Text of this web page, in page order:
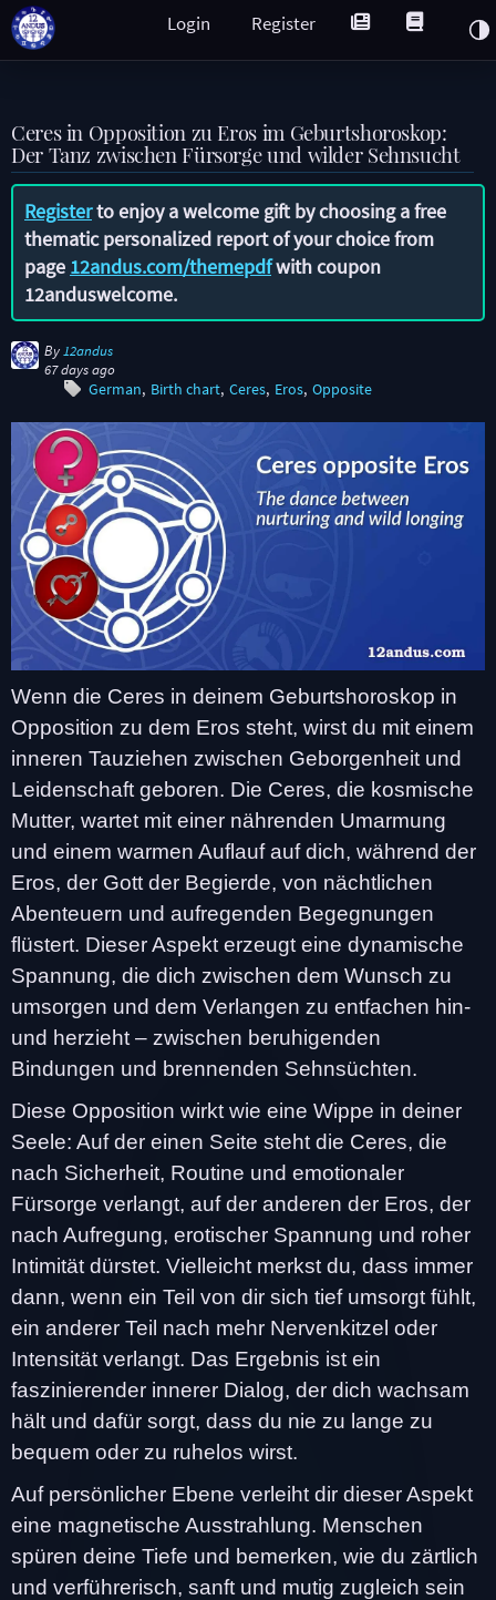
Register
Login
Ceres in Opposition zu Eros im Geburtshoroskop:
Der Tanz zwischen Fürsorge und wilder Sehnsucht
Registerto enjoy a welcome gift by choosing a free
thematic personalized report of your choice from
page 12andus.com/themepdfwith coupon
12anduswelcome.
By 12andus
67 days ago
German Birth chart Ceres Eros Opposite
Wenn die Ceres in deinem Geburtshoroskop in
Opposition zu dem Eros steht, wirst du mit einem
inneren Tauziehen zwischen Geborgenheit und
Leidenschaft geboren. Die Ceres, die kosmische
Mutter, wartet mit einer nährenden Umarmung
und einem warmen Auflauf auf dich, während der
Eros, der Gott der Begierde, von nächtlichen
Abenteuern und aufregenden Begegnungen
flüstert. Dieser Aspekt erzeugt eine dynamische
Spannung, die dich zwischen dem Wunsch zu
umsorgen und dem Verlangen zu entfachen hin-
und herzieht – zwischen beruhigenden
Bindungen und brennenden Sehnsüchten.
Diese Opposition wirkt wie eine Wippe in deiner
Seele: Auf der einen Seite steht die Ceres, die
nach Sicherheit, Routine und emotionaler
Fürsorge verlangt, auf der anderen der Eros, der
nach Aufregung, erotischer Spannung und roher
Intimität dürstet. Vielleicht merkst du, dass immer
dann, wenn ein Teil von dir sich tief umsorgt fühlt,
ein anderer Teil nach mehr Nervenkitzel oder
Intensität verlangt. Das Ergebnis ist ein
faszinierender innerer Dialog, der dich wachsam
hält und dafür sorgt, dass du nie zu lange zu
bequem oder zu ruhelos wirst.
Auf persönlicher Ebene verleiht dir dieser Aspekt
eine magnetische Ausstrahlung. Menschen
spüren deine Tiefe und bemerken, wie du zärtlich
und verführerisch, sanft und mutig zugleich sein